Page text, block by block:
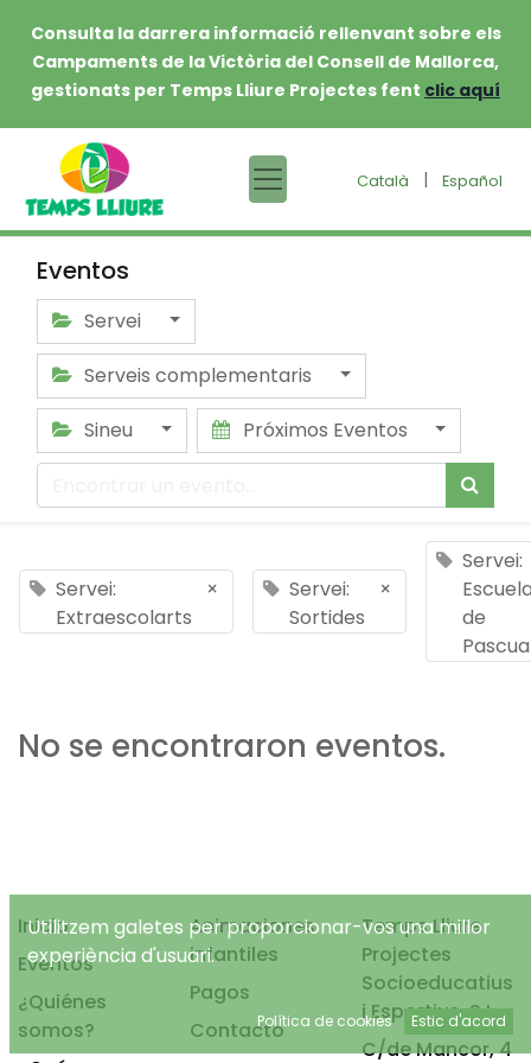
Consulta la darrera informació rellenvant sobre els
Campaments de la Victòria del Consell de Mallorca,
gestionats per Temps Lliure Projectes fent clic aquí
Català | Español
Eventos
Servei
Serveis complementaris
Sineu
Próximos Eventos
Servei:
Extraescolarts
×
Servei:
Sortides
×
Servei:
de
Pascua
No se encontraron eventos.
Inicio
Eventos
¿Quiénes
somos?
Animaciones
infantiles
Pagos
Contacto
Temps Lliure
Projectes
Socioeducatius
i Esportius, S.L.
C/de Mancor, 4
Utilitzem galetes per proporcionar-vos una millor
experiència d'usuari.
Política de cookies Estic d'acord